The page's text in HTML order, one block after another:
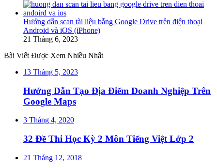
Hướng dẫn scan tài liệu bằng Google Drive trên điện thoại
Android và iOS (iPhone)
21 Tháng 6, 2023
Bài Viết Được Xem Nhiều Nhất
13 Tháng 5, 2023
Hướng Dẫn Tạo Địa Điểm Doanh Nghiệp Trên
Google Maps
3 Tháng 4, 2020
32 Đề Thi Học Kỳ 2 Môn Tiếng Việt Lớp 2
21 Tháng 12, 2018